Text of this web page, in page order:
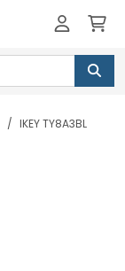
IKEY TY8A3BL